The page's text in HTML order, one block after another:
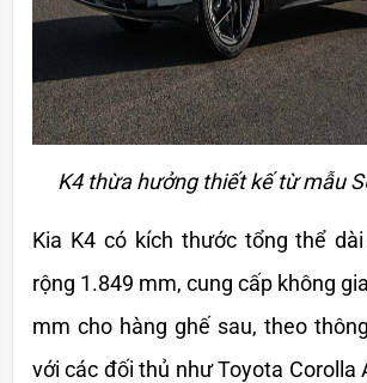
K4 thừa hưởng thiết kế từ mẫu
Kia K4 có kích thước tổng thể
rộng 1.849 mm, cung cấp không
mm cho hàng ghế sau, theo
với các đối thủ như Toyota Corolla